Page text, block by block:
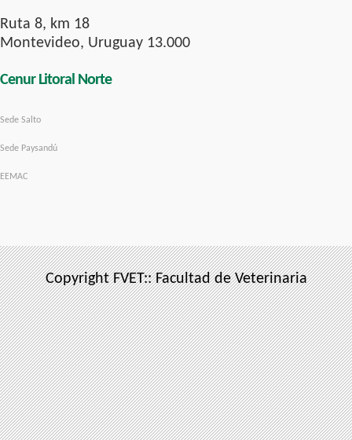
Ruta 8, km 18
Montevideo, Uruguay 13.000
Cenur Litoral Norte
Sede Salto
Sede Paysandú
EEMAC
Copyright FVET:: Facultad de Veterinaria